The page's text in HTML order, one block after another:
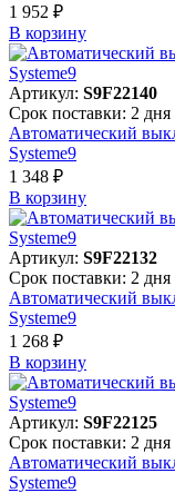
1 952 ₽
В корзинy
Артикул: S9F22140
Срок поставки: 2 дня
Автоматический
Systeme9
1 348 ₽
В корзинy
Артикул: S9F22132
Срок поставки: 2 дня
Автоматический
Systeme9
1 268 ₽
В корзинy
Артикул: S9F22125
Срок поставки: 2 дня
Автоматический
Systeme9